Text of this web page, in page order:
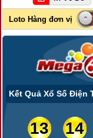
Kết Quả Xổ Số Điện
13 14